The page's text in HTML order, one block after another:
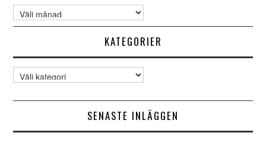
Arkiv
KATEGORIER
Kategorier
SENASTE INLÄGGEN